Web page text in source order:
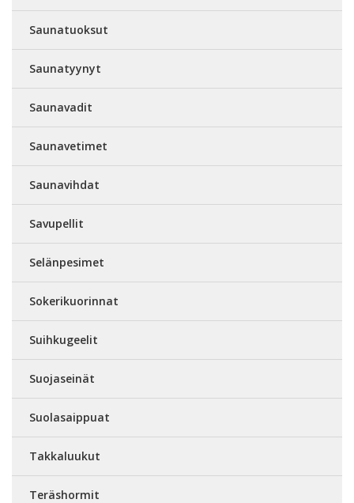
Saunatuoksut
Saunatyynyt
Saunavadit
Saunavetimet
Saunavihdat
Savupellit
Selänpesimet
Sokerikuorinnat
Suihkugeelit
Suojaseinät
Suolasaippuat
Takkaluukut
Teräshormit